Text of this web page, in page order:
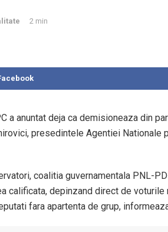
2 min
a anuntat deja ca demisioneaza din
presedintele Agentiei Nationale
coalitia guvernamentala PNL-
calificata, depinzand direct de voturile
fara apartenta de grup,